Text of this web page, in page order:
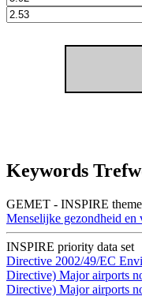
Keywords
GEMET - INSPIRE
Menselijke gezondheid en
INSPIRE priority data set
Directive 2002/49/EC
Directive) Major airports
Directive) Major airports